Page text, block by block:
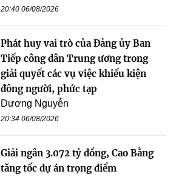
20:40 06/08/2026
Phát huy vai trò của Đảng ủy Ban
Tiếp công dân Trung ương trong
giải quyết các vụ việc khiếu kiện
đông người, phức tạp
Dương Nguyễn
20:34 06/08/2026
Giải ngân 3.072 tỷ đồng, Cao Bằng
tăng tốc dự án trọng điểm